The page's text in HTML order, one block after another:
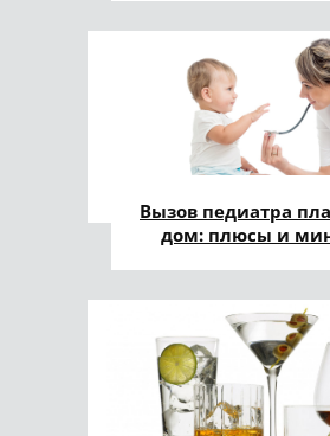
Вызов педиатра
дом: плюсы и